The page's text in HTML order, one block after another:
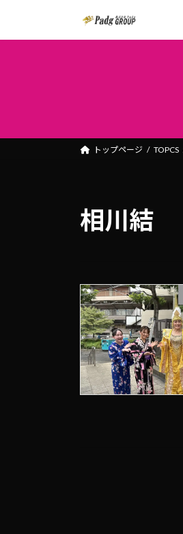
テ
ゲ
トップページ TOPCS
相川結